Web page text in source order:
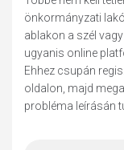
önkormányzati
ablakon a szél
ugyanis online
Ehhez csupán
oldalon, majd
probléma leírásán